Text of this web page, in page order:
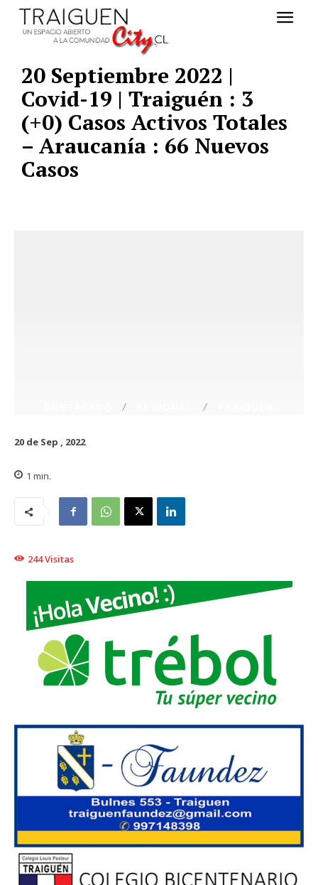
20 Septiembre 2022 |
Covid-19 | Traiguén : 3
(+0) Casos Activos Totales
– Araucanía : 66 Nuevos
Casos
20 de Sep , 2022
1 min.
244Visitas